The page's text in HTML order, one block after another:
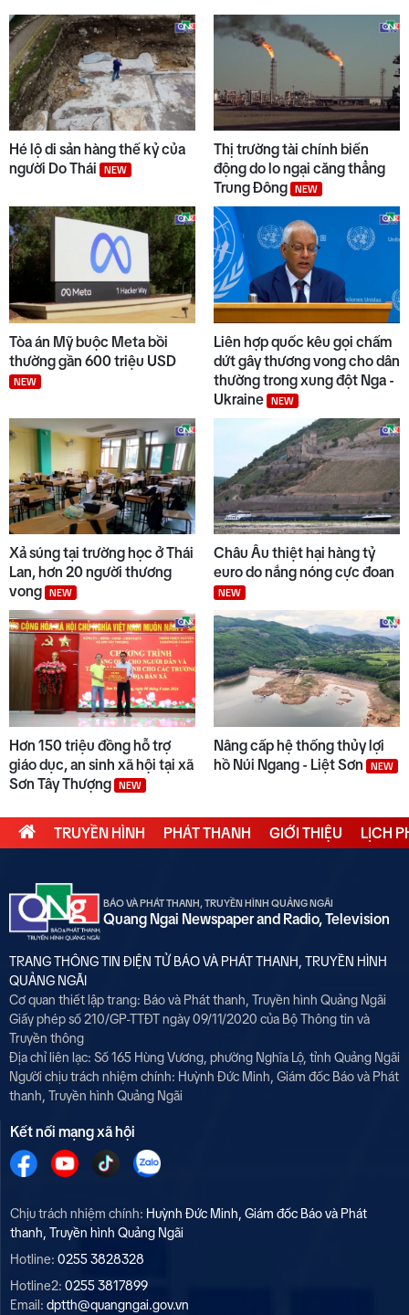
6
45 giây 1 chạm ngày 07/8
7
Chuyển động duyên hải trưa
07/8
8
Thế giới trưa 07/8
9
Thời sự sáng 07/8/2026
10
Thời sự chiều 07/8/2026
Hé lộ di sản hàng thế kỷ của
người Do Thái
NEW
Thị trường tài chính biến
động do lo ngại căng thẳng
Trung Đông
NEW
Tòa án Mỹ buộc Meta bồi
thường gần 600 triệu USD
NEW
Liên hợp quốc kêu gọi chấm
dứt gây thương vong cho dân
thường trong xung đột Nga -
Ukraine
NEW
Xả súng tại trường học ở Thái
Lan, hơn 20 người thương
vong
NEW
Châu Âu thiệt hại hàng tỷ
euro do nắng nóng cực đoan
NEW
Hơn 150 triệu đồng hỗ trợ
giáo dục, an sinh xã hội tại xã
Sơn Tây Thượng
NEW
Nâng cấp hệ thống thủy lợi
hồ Núi Ngang - Liệt Sơn
NEW
TRUYỀN HÌNH PHÁT THANH GIỚI THIỆU LỊCH
BÁO VÀ PHÁT THANH, TRUYỀN HÌNH QUẢNG NGÃI
Quang Ngai Newspaper and Radio, Television
TRANG THÔNG TIN ĐIỆN TỬ BÁO VÀ PHÁT THANH, TRUYỀN HÌNH
QUẢNG NGÃI
Cơ quan thiết lập trang: Báo và Phát thanh, Truyền hình Quảng Ngãi
Giấy phép số 210/GP-TTĐT ngày 09/11/2020 của Bộ Thông tin và
Truyền thông
Địa chỉ liên lạc: Số 165 Hùng Vương, phường Nghĩa Lộ, tỉnh Quảng Ngãi
Người chịu trách nhiệm chính: Huỳnh Đức Minh, Giám đốc Báo và Phát
thanh, Truyền hình Quảng Ngãi
Kết nối mạng xã hội
Chịu trách nhiệm chính: Huỳnh Đức Minh, Giám đốc Báo và Phát
thanh, Truyền hình Quảng Ngãi
Hotline: 0255 3828328
Hotline2: 0255 3817899
Email: dptth@quangngai.gov.vn